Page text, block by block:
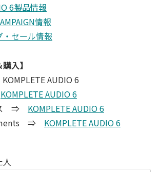
6製品情報
情報
セール情報
入】
AUDIO 6
KOMPLETE AUDIO 6
ス ⇒ KOMPLETE AUDIO 6
⇒ KOMPLETE AUDIO 6
人